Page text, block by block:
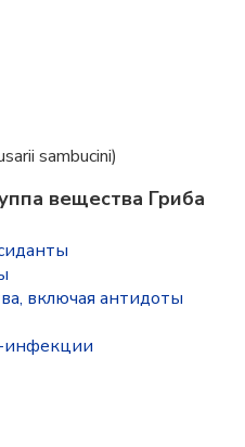
sambucini)
вещества Гриба
включая антидоты
инфекции